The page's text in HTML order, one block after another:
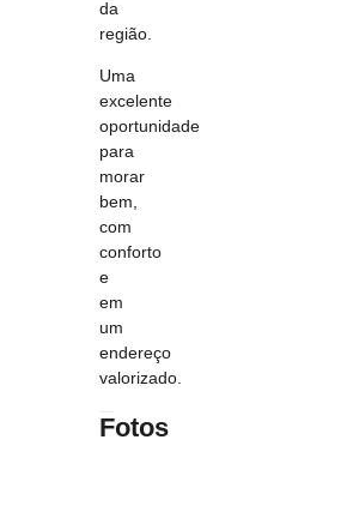
da
região.
Uma
excelente
oportunidade
para
morar
bem,
com
conforto
e
em
um
endereço
valorizado.
Fotos